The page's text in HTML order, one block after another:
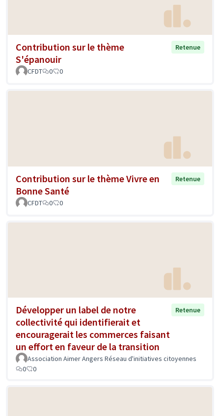
Contribution sur le thème
S'épanouir
Retenue
CFDT 0 0
Contribution sur le thème Vivre en
Bonne Santé
Retenue
CFDT 0 0
Développer un label de notre
collectivité qui identifierait et
encouragerait les commerces faisant
un effort en faveur de la transition
Retenue
Association Aimer Angers Réseau d'initiatives citoyennes
0
0